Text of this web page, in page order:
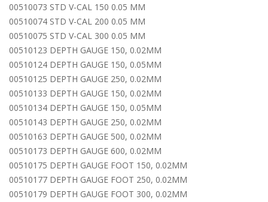
00510073 STD V-CAL 150 0.05 MM
00510074 STD V-CAL 200 0.05 MM
00510075 STD V-CAL 300 0.05 MM
00510123 DEPTH GAUGE 150, 0.02MM
00510124 DEPTH GAUGE 150, 0.05MM
00510125 DEPTH GAUGE 250, 0.02MM
00510133 DEPTH GAUGE 150, 0.02MM
00510134 DEPTH GAUGE 150, 0.05MM
00510143 DEPTH GAUGE 250, 0.02MM
00510163 DEPTH GAUGE 500, 0.02MM
00510173 DEPTH GAUGE 600, 0.02MM
00510175 DEPTH GAUGE FOOT 150, 0.02MM
00510177 DEPTH GAUGE FOOT 250, 0.02MM
00510179 DEPTH GAUGE FOOT 300, 0.02MM